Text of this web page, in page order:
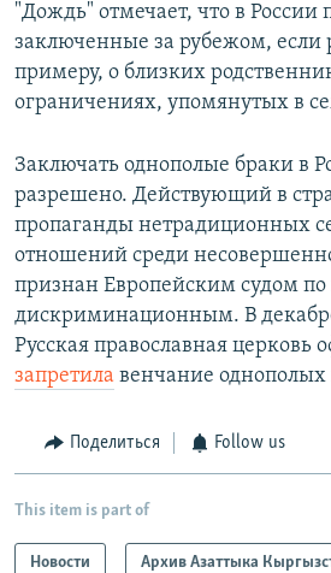
"Дождь" отмечает, что в России
заключенные за рубежом, если
примеру, о близких
ограничениях, упомянутых в
Заключать однополые браки в
разрешено. Действующий в
пропаганды нетрадиционных
отношений среди
признан Европейским судом по
дискриминационным. В
Русская православная церковь
запретила венчание однополых
Поделиться Follow us
This item is part of
Новости Архив Азаттыка